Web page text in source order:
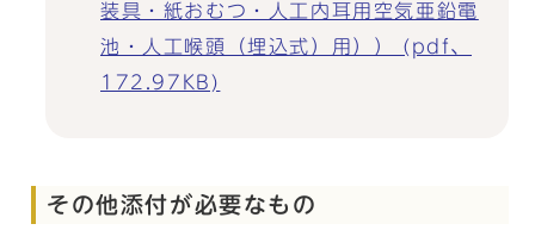
装具・紙おむつ・人工内耳用空気亜鉛電
池・人工喉頭（埋込式）用）） (pdf、
172.97KB)
その他添付が必要なもの